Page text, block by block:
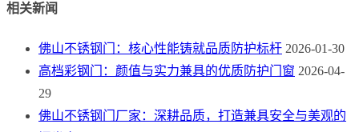
相关新闻
佛山不锈钢门：核心性能铸就品质防护标杆 2026-01-30
高档彩钢门：颜值与实力兼具的优质防护门窗 2026-04-
29
佛山不锈钢门厂家：深耕品质，打造兼具安全与美观的